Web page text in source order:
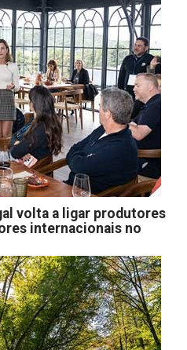
volta a ligar produtores
internacionais no